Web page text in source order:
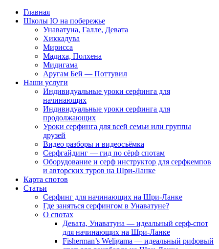
Главная
Школы IO на побережье
Унаватуна, Галле, Девата
Хиккадува
Мирисса
Мадиха, Полхена
Мидигама
Аругам Бей — Поттувил
Наши услуги
Индивидуальные уроки серфинга для
начинающих
Индивидуальные уроки серфинга для
продолжающих
Уроки серфинга для всей семьи или группы
друзей
Видео разборы и видеосъёмка
Серфгайдинг — гид по сёрф спотам
Оборудование и серф инструктор для серфкемпов
и авторских туров на Шри-Ланке
Карта спотов
Статьи
Серфинг для начинающих на Шри-Ланке
Где заняться серфингом в Унаватуне?
О спотах
Девата, Унаватуна — идеальный серф-спот
для начинающих на Шри-Ланке
Fisherman’s Weligama — идеальный рифовый